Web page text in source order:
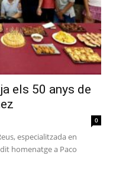
els 50 anys de
0
especialitzada en
homenatge a Paco